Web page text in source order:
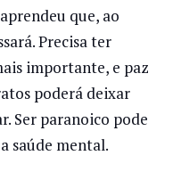
que, ao
Precisa ter
importante, e paz
poderá deixar
Ser paranoico pode
saúde mental.